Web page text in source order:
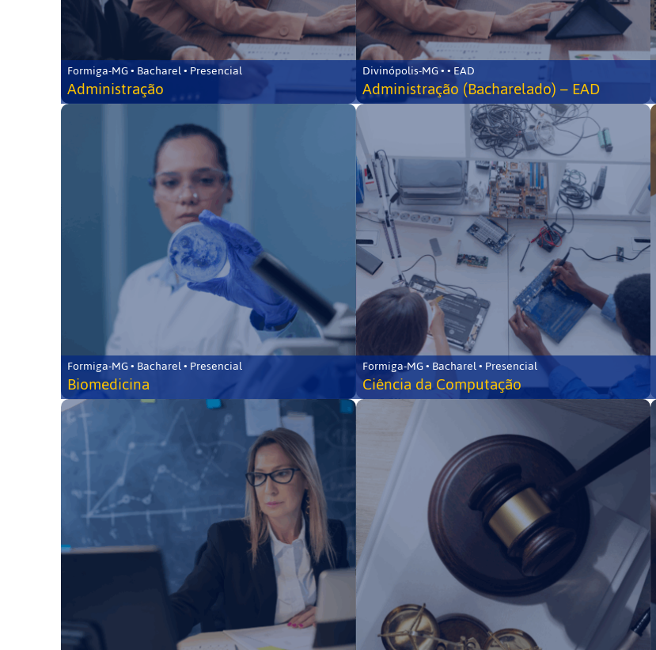
Formiga-MG • Bacharel • Presencial
Administração
Divinópolis-MG • • EAD
Administração (Bacharelado) – EAD
Formiga-MG • Bacharel • Presencial
Biomedicina
Formiga-MG • Bacharel • Presencial
Ciência da Computação